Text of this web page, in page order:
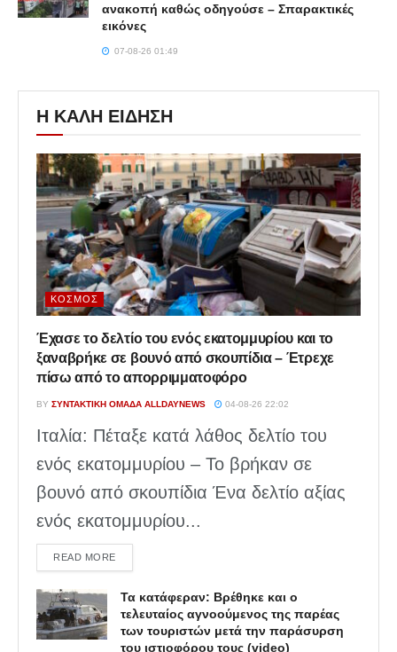
ανακοπή καθώς οδηγούσε – Σπαρακτικές
εικόνες
07-08-26 01:49
Η ΚΑΛΗ ΕΙΔΗΣΗ
ΚΌΣΜΟΣ
Έχασε το δελτίο του ενός εκατομμυρίου και το
ξαναβρήκε σε βουνό από σκουπίδια – Έτρεχε
πίσω από το απορριμματοφόρο
BY ΣΥΝΤΑΚΤΙΚΉ ΟΜΆΔΑ ALLDAYNEWS 04-08-26 22:02
Ιταλία: Πέταξε κατά λάθος δελτίο του
ενός εκατομμυρίου – Το βρήκαν σε
βουνό από σκουπίδια Ένα δελτίο αξίας
ενός εκατομμυρίου...
READ MOREDETAILS
Τα κατάφεραν: Βρέθηκε και ο
τελευταίος αγνοούμενος της παρέας
των τουριστών μετά την παράσυρση
του ιστιοφόρου τους (video)